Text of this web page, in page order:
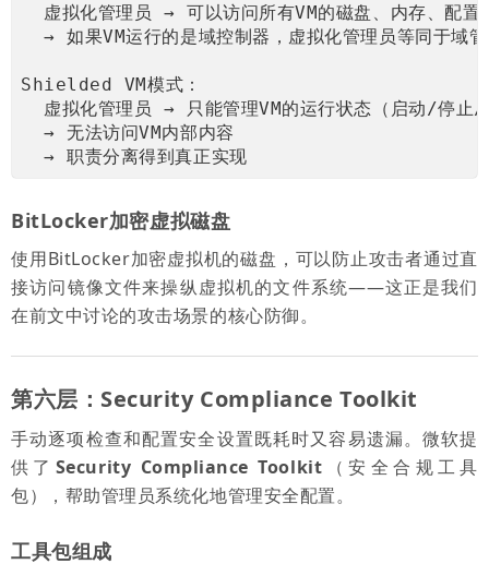
虚拟化管理员 → 可以访问所有VM的磁盘、内存、配置
→ 如果VM运行的是域控制器，虚拟化管理员等同于域
Shielded VM模式：
虚拟化管理员 → 只能管理VM的运行状态（启动/停止/
→ 无法访问VM内部内容
→ 职责分离得到真正实现
BitLocker加密虚拟磁盘
使用BitLocker加密虚拟机的磁盘，可以防止攻击者通过直
接访问镜像文件来操纵虚拟机的文件系统——这正是我们
在前文中讨论的攻击场景的核心防御。
第六层：Security Compliance Toolkit
手动逐项检查和配置安全设置既耗时又容易遗漏。微软提
供了 Security Compliance Toolkit （安全合规工具
包），帮助管理员系统化地管理安全配置。
工具包组成